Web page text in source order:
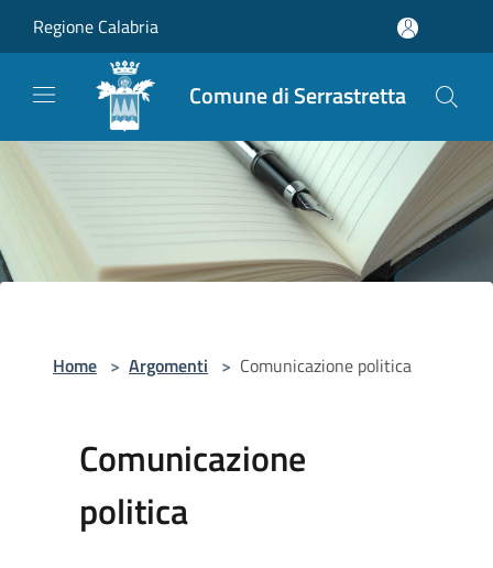
Regione Calabria
Comune di Serrastretta
Home > Argomenti > Comunicazione politica
Comunicazione
politica